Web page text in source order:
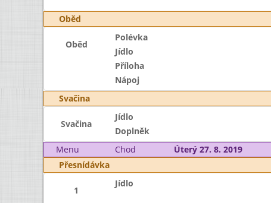
Oběd
Oběd
Polévka
Jídlo
Příloha
Nápoj
Svačina
Svačina
Jídlo
Doplněk
Menu
Chod Úterý 27. 8. 2019
Přesnídávka
1
Jídlo